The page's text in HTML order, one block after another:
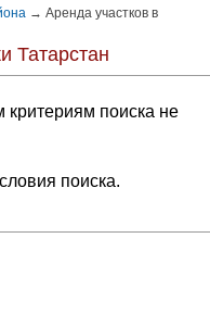
→ Аренда участков в
Татарстан
поиска не
поиска.